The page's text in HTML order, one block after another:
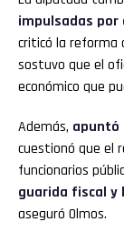
impulsadas por
criticó la reforma
sostuvo que el
económico que
Además, apuntó
cuestionó que el
funcionarios
guarida fiscal y
aseguró Olmos.